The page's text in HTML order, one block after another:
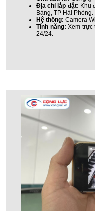
Địa chỉ lắp đặt: Khu
Bàng, TP Hải Phòng.
Hệ thống: Camera
Tính năng: Xem trực
24/24.